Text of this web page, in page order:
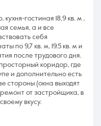
гостиная 18,9 кв. м ,
семья, а и все
себя
по 9,7 кв. м, 19.5 кв. м и
после трудового дня.
коридор, где
и дополнительно есть
стороны (окна выходят
от застройщика, в
вкусу.